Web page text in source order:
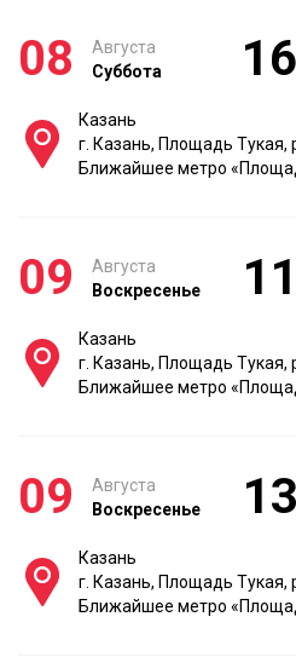
08
Августа
Суббота
Казань
г. Казань, Площадь Тукая,
Ближайшее метро
09
Августа
Воскресенье
Казань
г. Казань, Площадь Тукая,
Ближайшее метро
09
Августа
Воскресенье
Казань
г. Казань, Площадь Тукая,
Ближайшее метро